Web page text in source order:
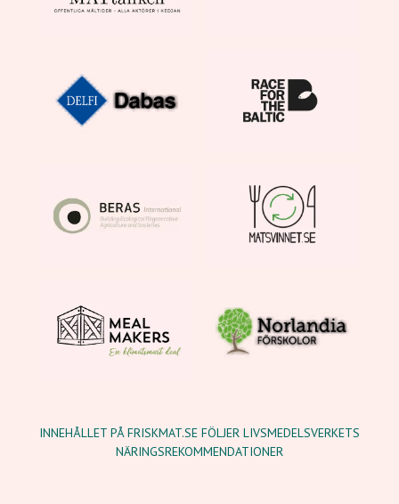
INNEHÅLLET PÅ FRISKMAT.SE FÖLJER LIVSMEDELSVERKETS
NÄRINGSREKOMMENDATIONER